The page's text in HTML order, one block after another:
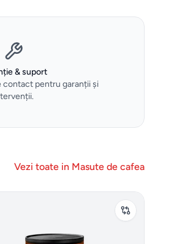
& suport
contact pentru garanții și
Vezi toate in Masute de cafea